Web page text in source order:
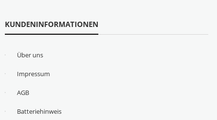
KUNDENINFORMATIONEN
Über uns
Impressum
AGB
Batteriehinweis